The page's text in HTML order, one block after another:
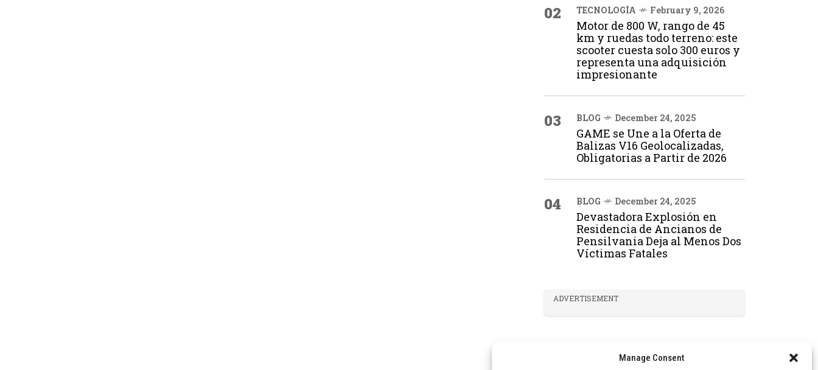
Manage Consent
02 TECNOLOGÍA February 9, 2026
Motor de 800 W, rango de 45
km y ruedas todo terreno: este
scooter cuesta solo 300 euros y
representa una adquisición
impresionante
03 BLOG December 24, 2025
GAME se Une a la Oferta de
Balizas V16 Geolocalizadas,
Obligatorias a Partir de 2026
04 BLOG December 24, 2025
Devastadora Explosión en
Residencia de Ancianos de
Pensilvania Deja al Menos Dos
Víctimas Fatales
ADVERTISEMENT